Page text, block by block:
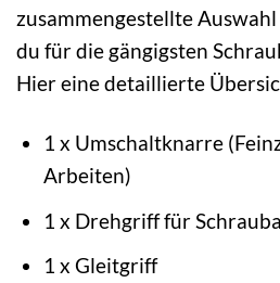
zusammengestellte
du für die gängigsten
Hier eine detaillierte
1 x Umschaltknarre
Arbeiten)
1 x Drehgriff für
1 x Gleitgriff